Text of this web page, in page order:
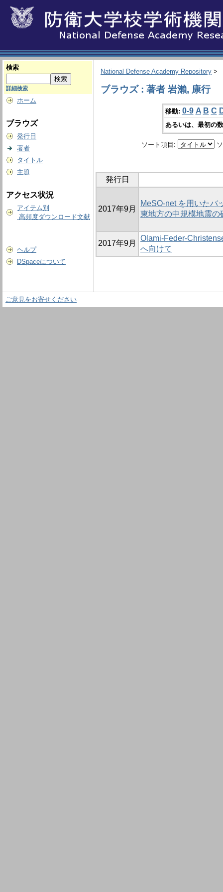
検索
詳細検索
ホーム
ブラウズ
発行日
著者
タイトル
主題
アクセス状況
アイテム別
高頻度ダウンロード文献
ヘルプ
DSpaceについて
National Defense Academy Repository >
ブラウズ : 著者 岩瀨, 康行
移動: 0-9 A B C
あるいは、最初の
ソート項目:
発行日
2017年9月
MeSO-net を用いたバ
東地方の中規模地震の
2017年9月
Olami-Feder-
へ向けて
ご意見をお寄せください